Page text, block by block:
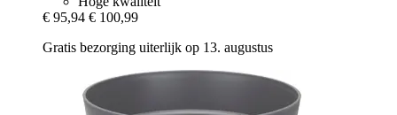
€ 95,94 € 100,99
Gratis bezorging uiterlijk op 13. augustus